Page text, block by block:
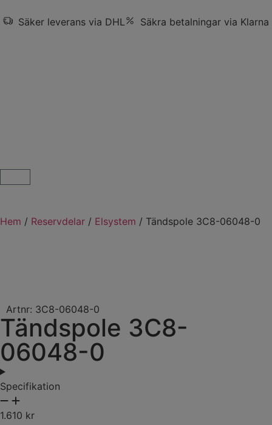
Säker leverans via DHL Säkra betalningar via Klarna
Hem / Reservdelar / Elsystem / Tändspole 3C8-06048-0
Artnr: 3C8-06048-0
Tändspole 3C8-
06048-0
Specifikation
1.610 kr